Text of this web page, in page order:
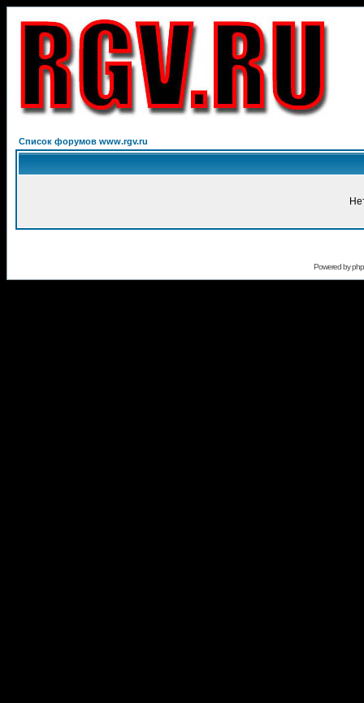
Список форумов www.rgv.ru
Powered by